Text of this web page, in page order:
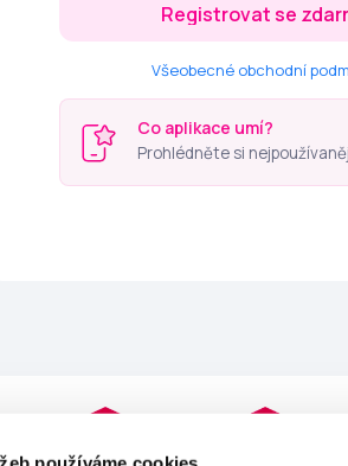
Registrovat se
Všeobecné obchodní
Co aplikace umí?
Prohlédněte si